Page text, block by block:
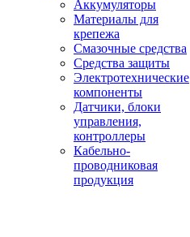
Аккумуляторы
Материалы для
крепежа
Смазочные средства
Средства защиты
Электротехнические
компоненты
Датчики, блоки
управления,
контроллеры
Кабельно-
проводниковая
продукция